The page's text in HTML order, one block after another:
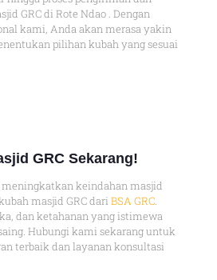
GRC di Rote Ndao . Dengan
kami, Anda akan merasa yakin
pilihan kubah yang sesuai
GRC Sekarang!
keindahan masjid
masjid GRC dari BSA GRC.
dan ketahanan yang istimewa
Hubungi kami sekarang untuk
terbaik dan layanan konsultasi